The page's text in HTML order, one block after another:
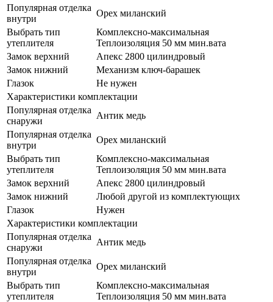
Популярная отделка
внутри
Орех миланский
Выбрать тип
утеплителя
Комплексно-максимальная
Теплоизоляция 50 мм мин.вата
Замок верхний
Апекс 2800 цилиндровый
Замок нижний
Механизм ключ-барашек
Глазок
Не нужен
Характеристики комплектации
Популярная отделка
снаружи
Антик медь
Популярная отделка
внутри
Орех миланский
Выбрать тип
утеплителя
Комплексно-максимальная
Теплоизоляция 50 мм мин.вата
Замок верхний
Апекс 2800 цилиндровый
Замок нижний
Любой другой из комплектующих
Глазок
Нужен
Характеристики комплектации
Популярная отделка
снаружи
Антик медь
Популярная отделка
внутри
Орех миланский
Выбрать тип
утеплителя
Комплексно-максимальная
Теплоизоляция 50 мм мин.вата